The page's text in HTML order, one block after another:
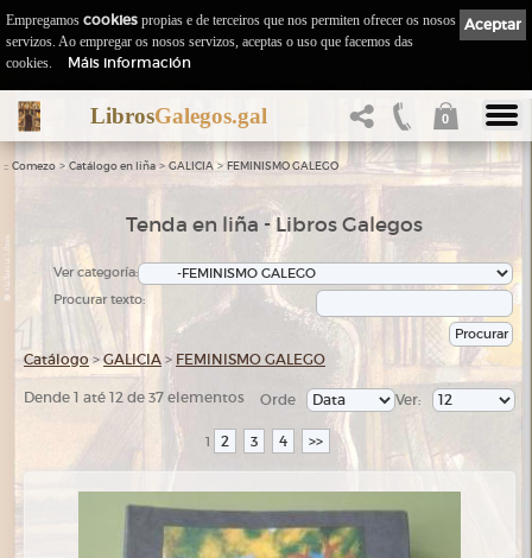
LibrosGalegos.gal 0
:: Comezo > Catálogo en liña > GALICIA> FEMINISMO GALEGO
Tenda en liña - Libros Galegos
Ver categoría:
Procurar texto:
Catálogo >GALICIA > FEMINISMO GALEGO
Dende 1 até 12 de 37 elementos Ver:
Orde
1 2 3 4 >>
Aceptar
Empregamos cookies propias e de terceiros que nos permiten ofrecer os nosos
servizos. Ao empregar os nosos servizos, aceptas o uso que facemos das
cookies.
Máis información